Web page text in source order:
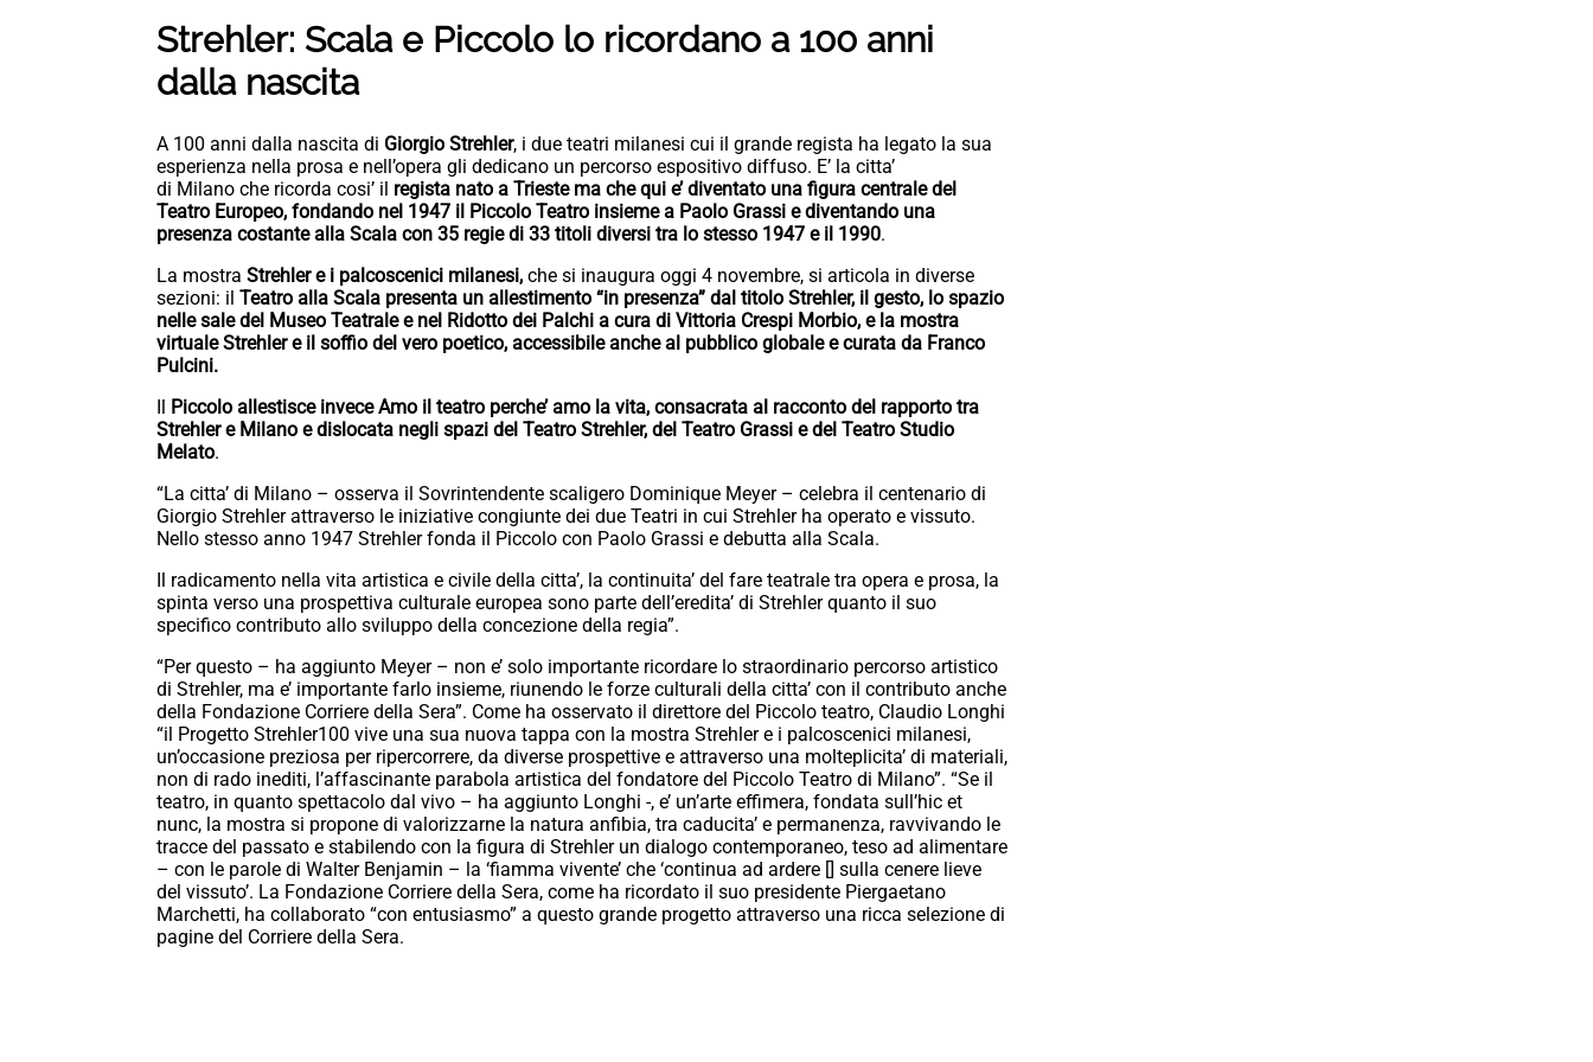
Strehler: Scala e Piccolo lo ricordano a 100 anni
dalla nascita
A 100 anni dalla nascita di Giorgio Strehler, i due teatri milanesi cui il grande regista ha legato la sua
esperienza nella prosa e nell’opera gli dedicano un percorso espositivo diffuso. E’ la citta’
di Milano che ricorda cosi’ il regista nato a Trieste ma che qui e’ diventato una figura centrale del
Teatro Europeo, fondando nel 1947 il Piccolo Teatro insieme a Paolo Grassi e diventando una
presenza costante alla Scala con 35 regie di 33 titoli diversi tra lo stesso 1947 e il 1990.
La mostra Strehler e i palcoscenici milanesi, che si inaugura oggi 4 novembre, si articola in diverse
sezioni: il Teatro alla Scala presenta un allestimento “in presenza” dal titolo Strehler, il gesto, lo spazio
nelle sale del Museo Teatrale e nel Ridotto dei Palchi a cura di Vittoria Crespi Morbio, e la mostra
virtuale Strehler e il soffio del vero poetico, accessibile anche al pubblico globale e curata da Franco
Pulcini.
Piccolo allestisce invece Amo il teatro perche’ amo la vita, consacrata al racconto del rapporto tra
Strehler e Milano e dislocata negli spazi del Teatro Strehler, del Teatro Grassi e del Teatro Studio
Melato.
“La citta’ di Milano – osserva il Sovrintendente scaligero Dominique Meyer – celebra il centenario di
Giorgio Strehler attraverso le iniziative congiunte dei due Teatri in cui Strehler ha operato e vissuto.
Nello stesso anno 1947 Strehler fonda il Piccolo con Paolo Grassi e debutta alla Scala.
Il radicamento nella vita artistica e civile della citta’, la continuita’ del fare teatrale tra opera e prosa, la
spinta verso una prospettiva culturale europea sono parte dell’eredita’ di Strehler quanto il suo
specifico contributo allo sviluppo della concezione della regia”.
“Per questo – ha aggiunto Meyer – non e’ solo importante ricordare lo straordinario percorso artistico
di Strehler, ma e’ importante farlo insieme, riunendo le forze culturali della citta’ con il contributo anche
della Fondazione Corriere della Sera”. Come ha osservato il direttore del Piccolo teatro, Claudio Longhi
“il Progetto Strehler100 vive una sua nuova tappa con la mostra Strehler e i palcoscenici milanesi,
un’occasione preziosa per ripercorrere, da diverse prospettive e attraverso una molteplicita’ di materiali,
non di rado inediti, l’affascinante parabola artistica del fondatore del Piccolo Teatro di Milano”. “Se il
teatro, in quanto spettacolo dal vivo – ha aggiunto Longhi -, e’ un’arte effimera, fondata sull’hic et
nunc, la mostra si propone di valorizzarne la natura anfibia, tra caducita’ e permanenza, ravvivando le
tracce del passato e stabilendo con la figura di Strehler un dialogo contemporaneo, teso ad alimentare
– con le parole di Walter Benjamin – la ‘fiamma vivente’ che ‘continua ad ardere [] sulla cenere lieve
del vissuto’. La Fondazione Corriere della Sera, come ha ricordato il suo presidente Piergaetano
Marchetti, ha collaborato “con entusiasmo” a questo grande progetto attraverso una ricca selezione di
pagine del Corriere della Sera.